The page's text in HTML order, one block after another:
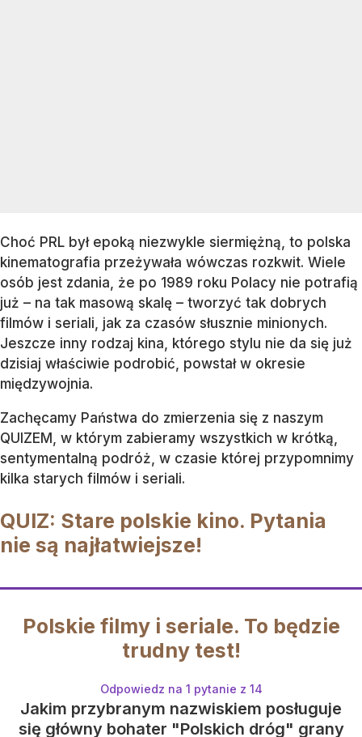
Choć PRL był epoką niezwykle siermiężną, to polska
kinematografia przeżywała wówczas rozkwit. Wiele
osób jest zdania, że po 1989 roku Polacy nie potrafią
już – na tak masową skalę – tworzyć tak dobrych
filmów i seriali, jak za czasów słusznie minionych.
Jeszcze inny rodzaj kina, którego stylu nie da się już
dzisiaj właściwie podrobić, powstał w okresie
międzywojnia.
Zachęcamy Państwa do zmierzenia się z naszym
QUIZEM, w którym zabieramy wszystkich w krótką,
sentymentalną podróż, w czasie której przypomnimy
kilka starych filmów i seriali.
QUIZ: Stare polskie kino. Pytania
nie są najłatwiejsze!
Polskie filmy i seriale. To będzie
trudny test!
Odpowiedz na 1 pytanie z 14
Jakim przybranym nazwiskiem posługuje
się główny bohater "Polskich dróg" grany